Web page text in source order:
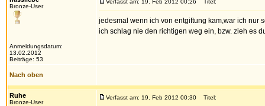
Bronze-User
Anmeldungsdatum:
13.02.2012
Beiträge: 53
Verfasst am: 19. Feb 2012 00:26 Titel:
jedesmal wenn ich von entgiftung kam,war ich nur
ich schlag nie den richtigen weg ein, bzw. zieh es
Nach oben
Ruhe
Bronze-User
Verfasst am: 19. Feb 2012 00:30 Titel: